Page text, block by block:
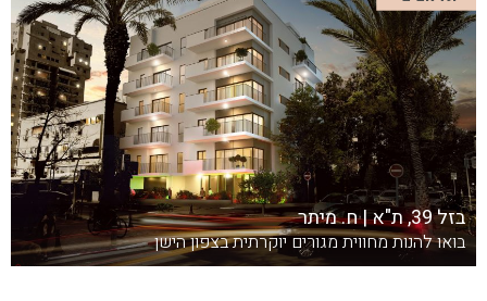
בזל 39, ת"א | ח. מיתר
בואו להנות מחווית מגורים יוקרתית בצפון הישן